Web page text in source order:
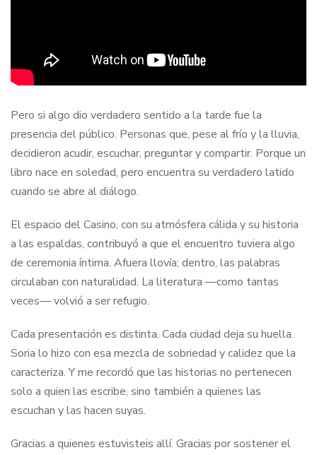
Pero si algo dio verdadero sentido a la tarde fue la
presencia del público. Personas que, pese al frío y la lluvia,
decidieron acudir, escuchar, preguntar y compartir. Porque un
libro nace en soledad, pero encuentra su verdadero latido
cuando se abre al diálogo.
El espacio del Casino, con su atmósfera cálida y su historia
a las espaldas, contribuyó a que el encuentro tuviera algo
de ceremonia íntima. Afuera llovía; dentro, las palabras
circulaban con naturalidad. La literatura —como tantas
veces— volvió a ser refugio.
Cada presentación es distinta. Cada ciudad deja su huella.
Soria lo hizo con esa mezcla de sobriedad y calidez que la
caracteriza. Y me recordó que las historias no pertenecen
solo a quien las escribe, sino también a quienes las
escuchan y las hacen suyas.
Gracias a quienes estuvisteis allí. Gracias por sostener el